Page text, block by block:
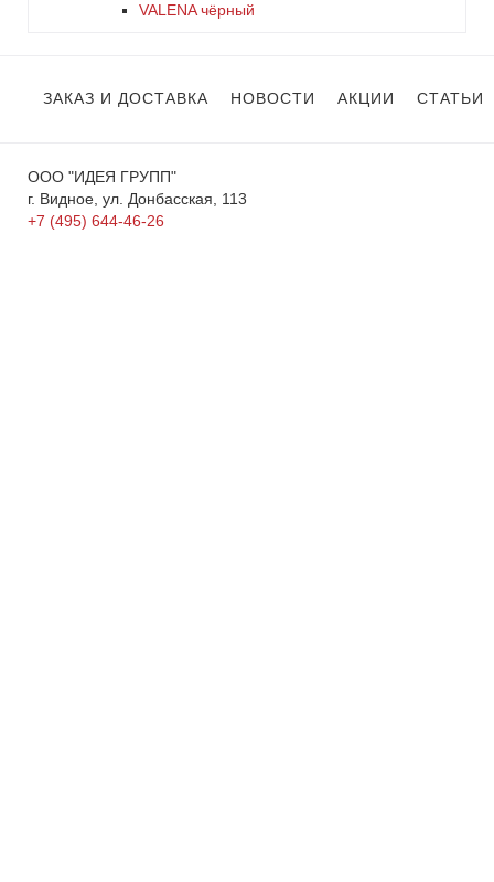
VALENA чёрный
ЗАКАЗ И ДОСТАВКА НОВОСТИ АКЦИИ СТАТЬИ
ООО "ИДЕЯ ГРУПП"
г. Видное, ул. Донбасская, 113
+7 (495) 644-46-26